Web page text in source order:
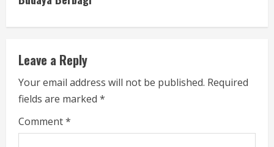
n
u
e
R
e
Leave a Reply
Your email address will not be published. Required
fields are marked *
Comment*